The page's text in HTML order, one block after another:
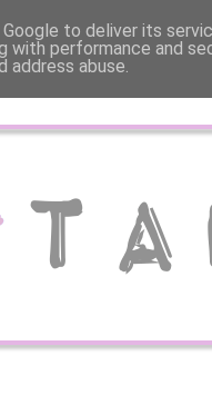
to deliver its
with performance and
abuse.